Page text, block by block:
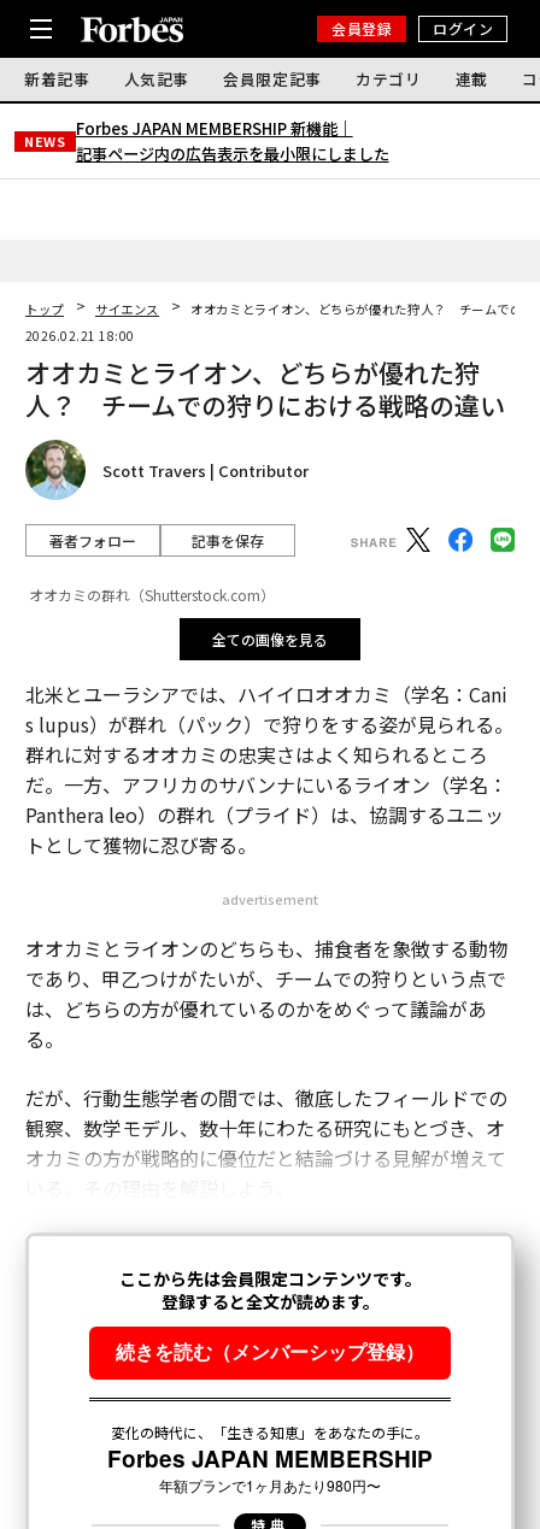
会員登録 ログイン
新着記事 人気記事 会員限定記事 カテゴリ 連載
NEWS
Forbes JAPAN MEMBERSHIP 新機能｜
記事ページ内の広告表示を最小限にしました
トップ サイエンス
オオカミとライオン、どちらが優れた狩人？ チームでの狩
2026.02.21 18:00
オオカミとライオン、どちらが優れた狩
人？ チームでの狩りにおける戦略の違い
Scott Travers | Contributor
著者フォロー 記事を保存
オオカミの群れ（Shutterstock.com）
全ての画像を見る
北米とユーラシアでは、ハイイロオオカミ（学名：Cani
s lupus）が群れ（パック）で狩りをする姿が見られる。
群れに対するオオカミの忠実さはよく知られるところ
だ。一方、アフリカのサバンナにいるライオン（学名：
Panthera leo）の群れ（プライド）は、協調するユニッ
トとして獲物に忍び寄る。
advertisement
オオカミとライオンのどちらも、捕食者を象徴する動物
であり、甲乙つけがたいが、チームでの狩りという点で
は、どちらの方が優れているのかをめぐって議論があ
る。
だが、行動生態学者の間では、徹底したフィールドでの
観察、数学モデル、数十年にわたる研究にもとづき、オ
オカミの方が戦略的に優位だと結論づける見解が増えて